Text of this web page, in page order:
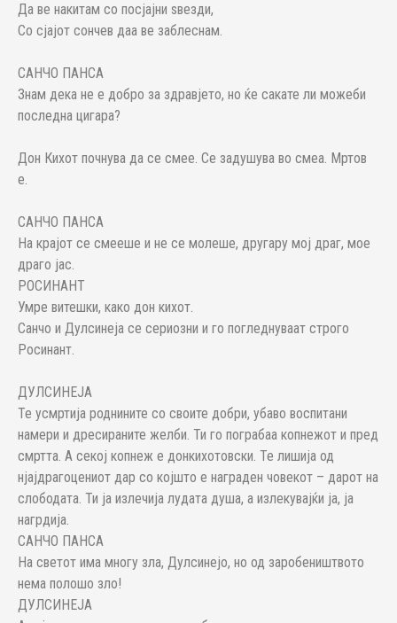
Да ве накитам со посјајни ѕвезди,
Со сјајот сончев даа ве заблеснам.
САНЧО ПАНСА
Знам дека не е добро за здравјето, но ќе сакате ли можеби
последна цигара?
Дон Кихот почнува да се смее. Се задушува во смеа. Мртов
е.
САНЧО ПАНСА
На крајот се смееше и не се молеше, другару мој драг, мое
драго јас.
РОСИНАНТ
Умре витешки, како дон кихот.
Санчо и Дулсинеја се сериозни и го погледнуваат строго
Росинант.
ДУЛСИНЕЈА
Те усмртија роднините со своите добри, убаво воспитани
намери и дресираните желби. Ти го пограбаа копнежот и пред
смртта. А секој копнеж е донкихотовски. Те лишија од
нјајдрагоцениот дар со којшто е награден човекот – дарот на
слободата. Ти ја излечија лудата душа, а излекувајќи ја, ја
нагрдија.
САНЧО ПАНСА
На светот има многу зла, Дулсинејо, но од заробеништвото
нема полошо зло!
ДУЛСИНЕЈА